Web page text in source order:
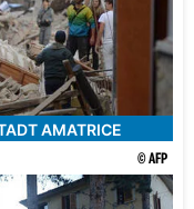
AMATRICE
© AFP